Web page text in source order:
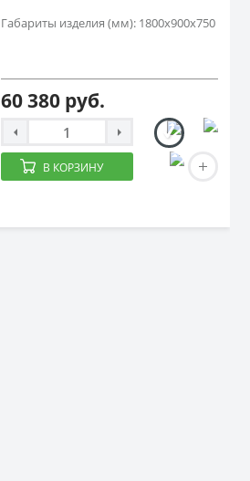
Габариты изделия (мм): 1800х900х750
60 380 руб.
В КОРЗИНУ